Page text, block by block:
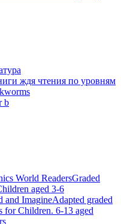
ждя чтения по уровням
b
World ReadersGraded
aged 3-6
and ImagineAdapted graded
for Children. 6-13 aged